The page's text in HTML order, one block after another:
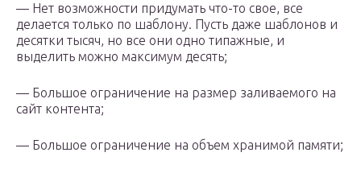
— Нет возможности придумать что-то свое, все
делается только по шаблону. Пусть даже шаблонов и
десятки тысяч, но все они одно типажные, и
выделить можно максимум десять;
— Большое ограничение на размер заливаемого на
сайт контента;
— Большое ограничение на объем хранимой памяти;